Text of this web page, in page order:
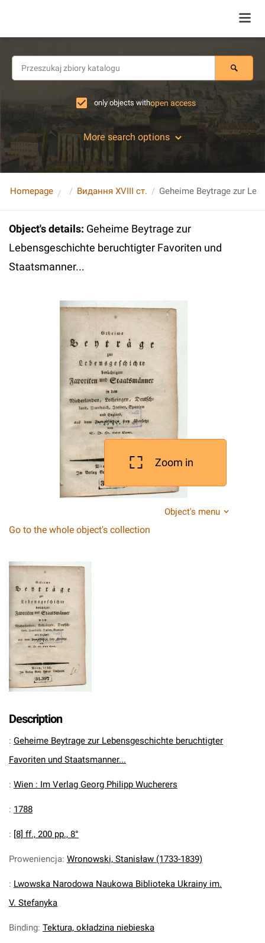
only objects withopen access
More search options
Homepage Видання XVIII ст.
Object's details: Geheime Beytrage zur
Lebensgeschichte beruchtigter Favoriten und
Staatsmanner...
Zoom in
Object's menu
Go to the whole object's collection
Description
: Geheime Beytrage zur Lebensgeschichte beruchtigter
Favoriten und Staatsmanner...
: Wien : Im Verlag Georg Philipp Wucherers
: 1788
: [8] ff., 200 pp., 8°
Proweniencja: Wronowski, Stanisław (1733-1839)
: Lwowska Narodowa Naukowa Biblioteka Ukrainy im.
V. Stefanyka
Binding: Tektura, okładzina niebieska